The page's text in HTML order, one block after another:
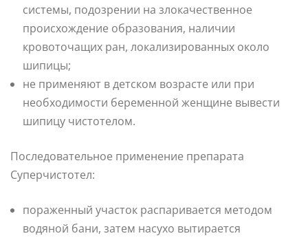
системы, подозрении на злокачественное
происхождение образования, наличии
кровоточащих ран, локализированных около
шипицы;
не применяют в детском возрасте или при
необходимости беременной женщине вывести
шипицу чистотелом.
Последовательное применение препарата
Суперчистотел:
пораженный участок распаривается методом
водяной бани, затем насухо вытирается